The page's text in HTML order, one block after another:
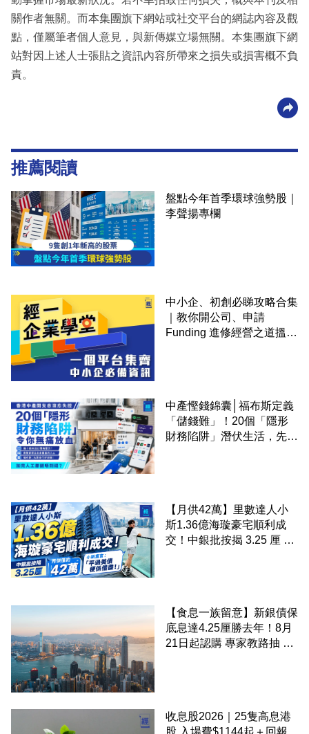
關作者無關。而本集團旗下網站或社交平台的網誌內容及觀
點，僅屬筆者個人意見，與新傳媒立場無關。本集團旗下網
站對因上述人士張貼之資訊內容所帶來之損失或損害概不負
責。
推薦閱讀
盤點今年首季環球強勢股｜
李聲揚專欄
中小企、初創必睇攻略合集
｜教你開公司、申請
Funding 進修經營之道搵大
中產慳錢錦囊│福布斯定義
「儲錢難」！20個「隱形
財務陷阱」潛伏生活，先買
【月供42萬】里數達人小
斯1.36億海璇豪宅順利成
交！中銀批按揭 3.25 厘 小
【食息一族留意】新銀債保
底息達4.25厘勝去年！8月
21日起認購 專家教路抽 20
收息股2026｜25隻高息港